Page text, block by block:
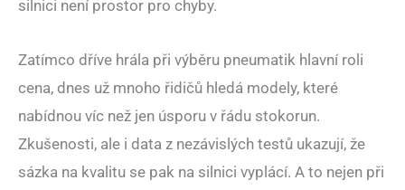
silnici není prostor pro chyby.
Zatímco dříve hrála při výběru pneumatik hlavní roli
cena, dnes už mnoho řidičů hledá modely, které
nabídnou víc než jen úsporu v řádu stokorun.
Zkušenosti, ale i data z nezávislých testů ukazují, že
sázka na kvalitu se pak na silnici vyplácí. A to nejen při